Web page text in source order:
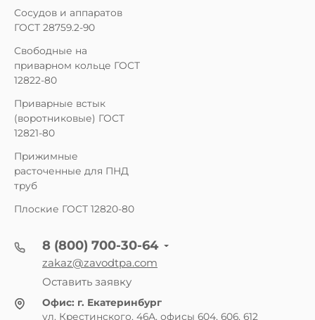
Сосудов и аппаратов
ГОСТ 28759.2-90
Свободные на
приварном кольце ГОСТ
12822-80
Приварные встык
(воротниковые) ГОСТ
12821-80
Прижимные
расточенные для ПНД
труб
Плоские ГОСТ 12820-80
8 (800) 700-30-64
zakaz@zavodtpa.com
Оставить заявку
Офис: г. Екатеринбург
ул. Крестинского, 46А, офисы 604, 606, 612